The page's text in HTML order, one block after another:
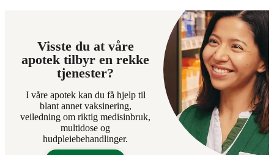
Visste du at våre
apotek tilbyr en rekke
tjenester?
I våre apotek kan du få hjelp til
blant annet vaksinering,
veiledning om riktig medisinbruk,
multidose og
hudpleiebehandlinger.